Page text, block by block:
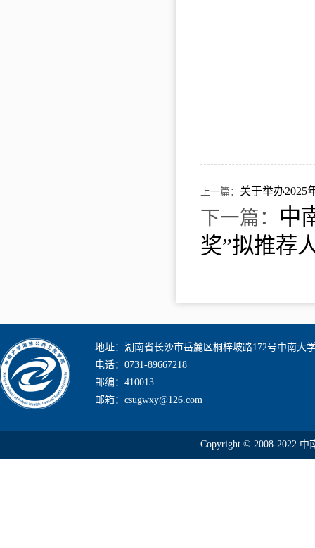
上一篇： 关于举办2025
下一篇： 中
奖”拟推荐
地址：湖南省长沙市岳麓区桐梓坡路172号中南大
电话：0731-89667218
邮编：410013
邮箱：csugwxy@126.com
Copyright © 2008-2022 中